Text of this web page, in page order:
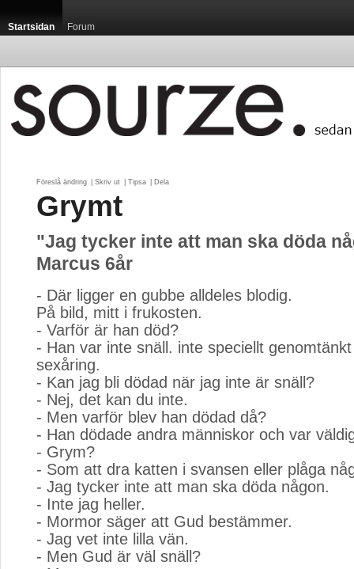
Startsidan Forum
Föreslå ändring Skriv ut Tipsa Dela
Grymt
"Jag tycker inte att man ska döda
Marcus 6år
- Där ligger en gubbe alldeles blodig.
På bild, mitt i frukosten.
- Varför är han död?
- Han var inte snäll. inte speciellt
sexåring.
- Kan jag bli dödad när jag inte är snäll?
- Nej, det kan du inte.
- Men varför blev han dödad då?
- Han dödade andra människor och var
- Grym?
- Som att dra katten i svansen eller plåga
- Jag tycker inte att man ska döda någon.
- Inte jag heller.
- Mormor säger att Gud bestämmer.
- Jag vet inte lilla vän.
- Men Gud är väl snäll?